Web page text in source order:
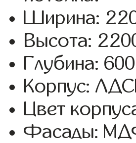
Ширина:
Высота:
Глубина:
Корпус:
Цвет
Фасады: